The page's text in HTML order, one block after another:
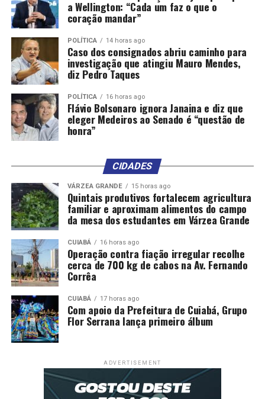
a Wellington: “Cada um faz o que o
coração mandar”
POLÍTICA 14 horas ago
Caso dos consignados abriu caminho para
investigação que atingiu Mauro Mendes,
diz Pedro Taques
POLÍTICA 16 horas ago
Flávio Bolsonaro ignora Janaina e diz que
eleger Medeiros ao Senado é “questão de
honra”
CIDADES
VÁRZEA GRANDE 15 horas ago
Quintais produtivos fortalecem agricultura
familiar e aproximam alimentos do campo
da mesa dos estudantes em Várzea Grande
CUIABÁ 16 horas ago
Operação contra fiação irregular recolhe
cerca de 700 kg de cabos na Av. Fernando
Corrêa
CUIABÁ 17 horas ago
Com apoio da Prefeitura de Cuiabá, Grupo
Flor Serrana lança primeiro álbum
ADVERTISEMENT